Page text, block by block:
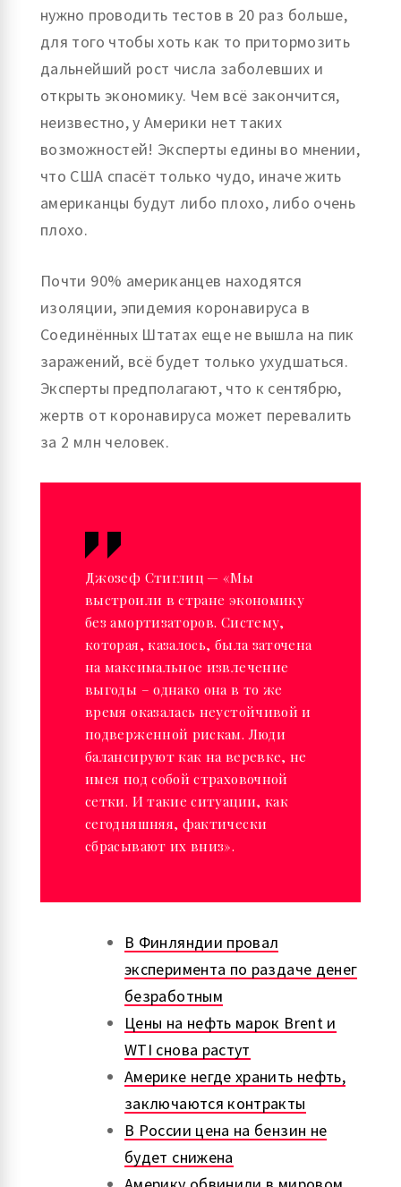
нужно проводить тестов в 20 раз больше,
для того чтобы хоть как то притормозить
дальнейший рост числа заболевших и
открыть экономику. Чем всё закончится,
неизвестно, у Америки нет таких
возможностей! Эксперты едины во мнении,
что США спасёт только чудо, иначе жить
американцы будут либо плохо, либо очень
плохо.
Почти 90% американцев находятся
изоляции, эпидемия коронавируса в
Соединённых Штатах еще не вышла на пик
заражений, всё будет только ухудшаться.
Эксперты предполагают, что к сентябрю,
жертв от коронавируса может перевалить
за 2 млн человек.
Джозеф Стиглиц — «Мы
выстроили в стране экономику
без амортизаторов. Систему,
которая, казалось, была заточена
на максимальное извлечение
выгоды – однако она в то же
время оказалась неустойчивой и
подверженной рискам. Люди
балансируют как на веревке, не
имея под собой страховочной
сетки. И такие ситуации, как
сегодняшняя, фактически
сбрасывают их вниз».
В Финляндии провал
эксперимента по раздаче денег
безработным
Цены на нефть марок Brent и
WTI снова растут
Америке негде хранить нефть,
заключаются контракты
В России цена на бензин не
будет снижена